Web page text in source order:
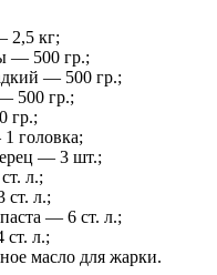
2,5 кг;
— 500 гр.;
— 500 гр.;
500 гр.;
гр.;
головка;
— 3 шт.;
л.;
л.;
— 6 ст. л.;
л.;
масло для жарки.